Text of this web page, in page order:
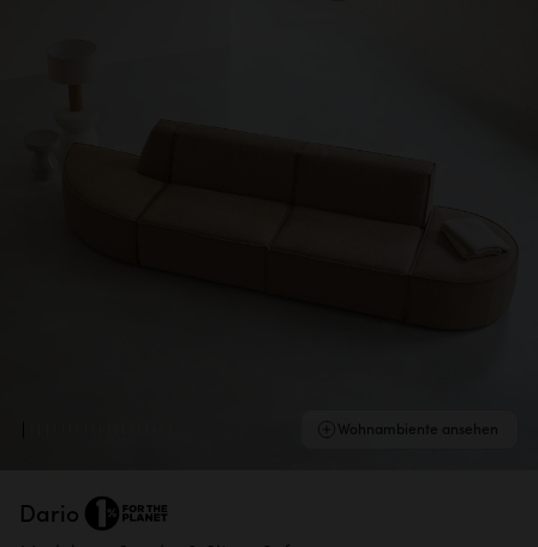
Wohnambiente ansehen
Dario